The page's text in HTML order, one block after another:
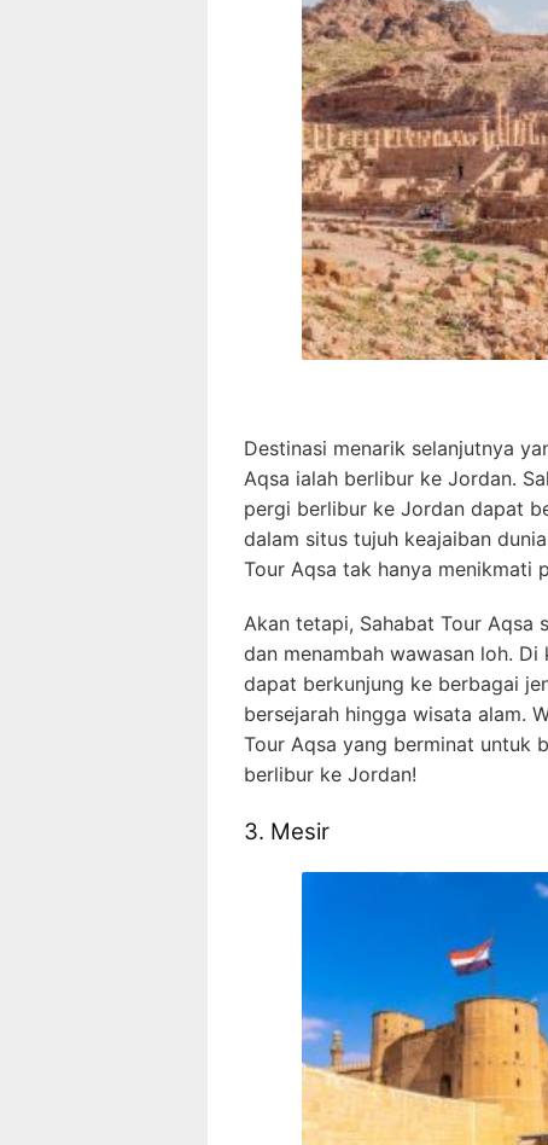
Destinasi menarik selanjutnya
Aqsa ialah berlibur ke Jordan.
pergi berlibur ke Jordan dapat
dalam situs tujuh keajaiban
Tour Aqsa tak hanya menikmati
Akan tetapi, Sahabat Tour Aqsa
dan menambah wawasan loh.
dapat berkunjung ke berbagai
bersejarah hingga wisata alam.
Tour Aqsa yang berminat untuk
berlibur ke Jordan!
3. Mesir